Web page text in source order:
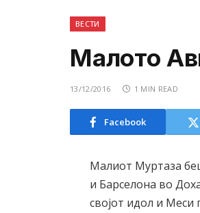
ВЕСТИ
Малото
13/12/2016 1 MIN READ
Facebook
Малиот Муртаза
и Барселона во
својот идол и Меси